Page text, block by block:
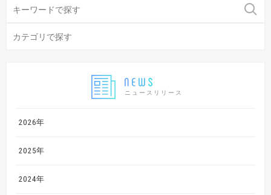
ニュースリリース
2026年
2025年
2024年